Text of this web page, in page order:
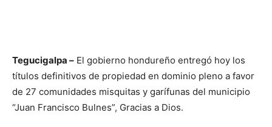
Tegucigalpa – El gobierno hondureño entregó hoy los
títulos definitivos de propiedad en dominio pleno a favor
de 27 comunidades misquitas y garífunas del municipio
“Juan Francisco Bulnes”, Gracias a Dios.